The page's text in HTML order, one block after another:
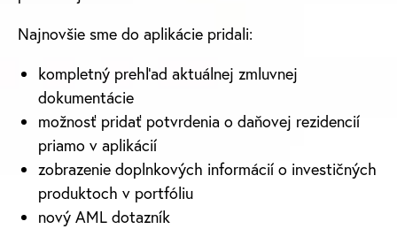
Najnovšie sme do aplikácie pridali:
kompletný prehľad aktuálnej zmluvnej
dokumentácie
možnosť pridať potvrdenia o daňovej rezidencií
priamo v aplikácií
zobrazenie doplnkových informácií o investičných
produktoch v portfóliu
nový AML dotazník